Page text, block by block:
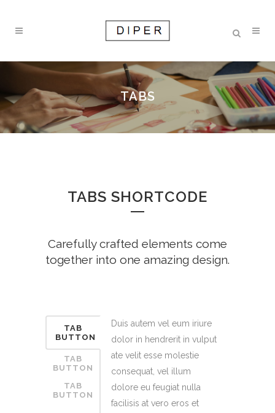
TABS
TABS SHORTCODE
Carefully crafted elements come
together into one amazing design.
TAB
BUTTON
TAB
BUTTON
TAB
BUTTON
Duis autem vel eum iriure
dolor in hendrerit in vulput
ate velit esse molestie
consequat, vel illum
dolore eu feugiat nulla
facilisis at vero eros et